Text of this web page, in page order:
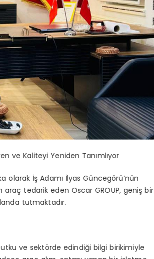
ve Kaliteyi Yeniden Tanımlıyor
olarak İş Adamı İlyas Güncegörü’nün
tedarik eden Oscar GROUP, geniş bir
tutmaktadır.
ve sektörde edindiği bilgi birikimiyle